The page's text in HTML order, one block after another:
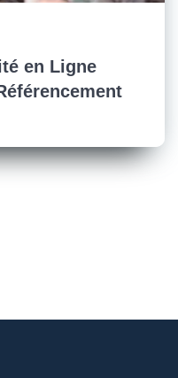
en Ligne